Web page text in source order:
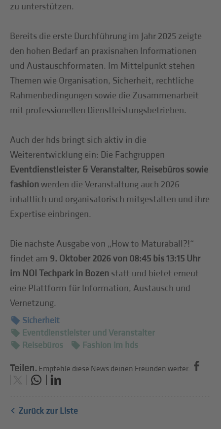
zu unterstützen.
Bereits die erste Durchführung im Jahr 2025 zeigte
den hohen Bedarf an praxisnahen Informationen
und Austauschformaten. Im Mittelpunkt stehen
Themen wie Organisation, Sicherheit, rechtliche
Rahmenbedingungen sowie die Zusammenarbeit
mit professionellen Dienstleistungsbetrieben.
Auch der hds bringt sich aktiv in die
Weiterentwicklung ein: Die Fachgruppen
Eventdienstleister & Veranstalter, Reisebüros sowie
fashionwerden die Veranstaltung auch 2026
inhaltlich und organisatorisch mitgestalten und ihre
Expertise einbringen.
Die nächste Ausgabe von „How to Maturaball?!“
findet am 9. Oktober 2026 von 08:45 bis 13:15 Uhr
im NOI Techpark in Bozen statt und bietet erneut
eine Plattform für Information, Austausch und
Vernetzung.
Sicherheit
Eventdienstleister und Veranstalter
Reisebüros
Fashion im hds
Teilen. Empfehle diese News deinen Freunden weiter.
Zurück zur Liste